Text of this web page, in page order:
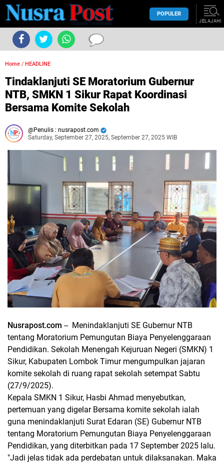
POPULER
JELAJAHI
Home / HEADLINE
Tindaklanjuti SE Moratorium Gubernur
NTB, SMKN 1 Sikur Rapat Koordinasi
Bersama Komite Sekolah
Penulis : nusrapost.com
Saturday, September 27, 2025, September 27, 2025 WIB
Nusrapost.com -- Menindaklanjuti SE Gubernur NTB
tentang Moratorium Pemungutan Biaya Penyelenggaraan
Pendidikan. Sekolah Menengah Kejuruan Negeri (SMKN) 1
Sikur, Kabupaten Lombok Timur mengumpulkan jajaran
komite sekolah di ruang rapat sekolah setempat Sabtu
(27/9/2025).
Kepala SMKN 1 Sikur, Hasbi Ahmad menyebutkan,
pertemuan yang digelar Bersama komite sekolah ialah
guna menindaklanjuti Surat Edaran (SE) Gubernur NTB
tentang Moratorium Pemungutan Biaya Penyelenggaraan
Pendidikan, yang diterbitkan pada 17 September 2025 lalu.
"Jadi jelas tidak ada perdebatan untuk dilaksanakan. Maka